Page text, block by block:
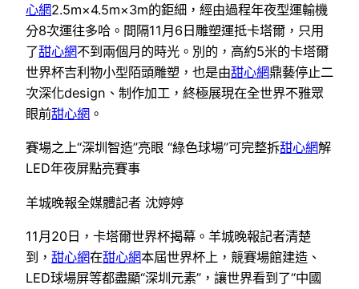
心網2.5m×4.5m×3m的鉅細，經由過程年夜型運輸機
分8次運往多哈。間隔11月6日雕塑運抵卡塔爾，只用
了甜心網不到兩個月的時光。別的，高約5米的卡塔爾
世界杯吉利物小型陌頭雕塑，也是由甜心網鼎藝停止二
次深化design、制作加工，終極展現在全世界不雅眾
眼前甜心網 。
賽場之上“深圳智造”亮眼 “綠色球場”可完整拆甜心網解
LED年夜屏點亮賽事
羊城晚報全媒體記者 沈婷婷
11月20日，卡塔爾世界杯揭幕。羊城晚報記者清楚
到， 甜心網在甜心網本屆世界杯上，競賽場館建造、
LED球場屏等都盡顯“深圳元素”，讓世界看到了“中國